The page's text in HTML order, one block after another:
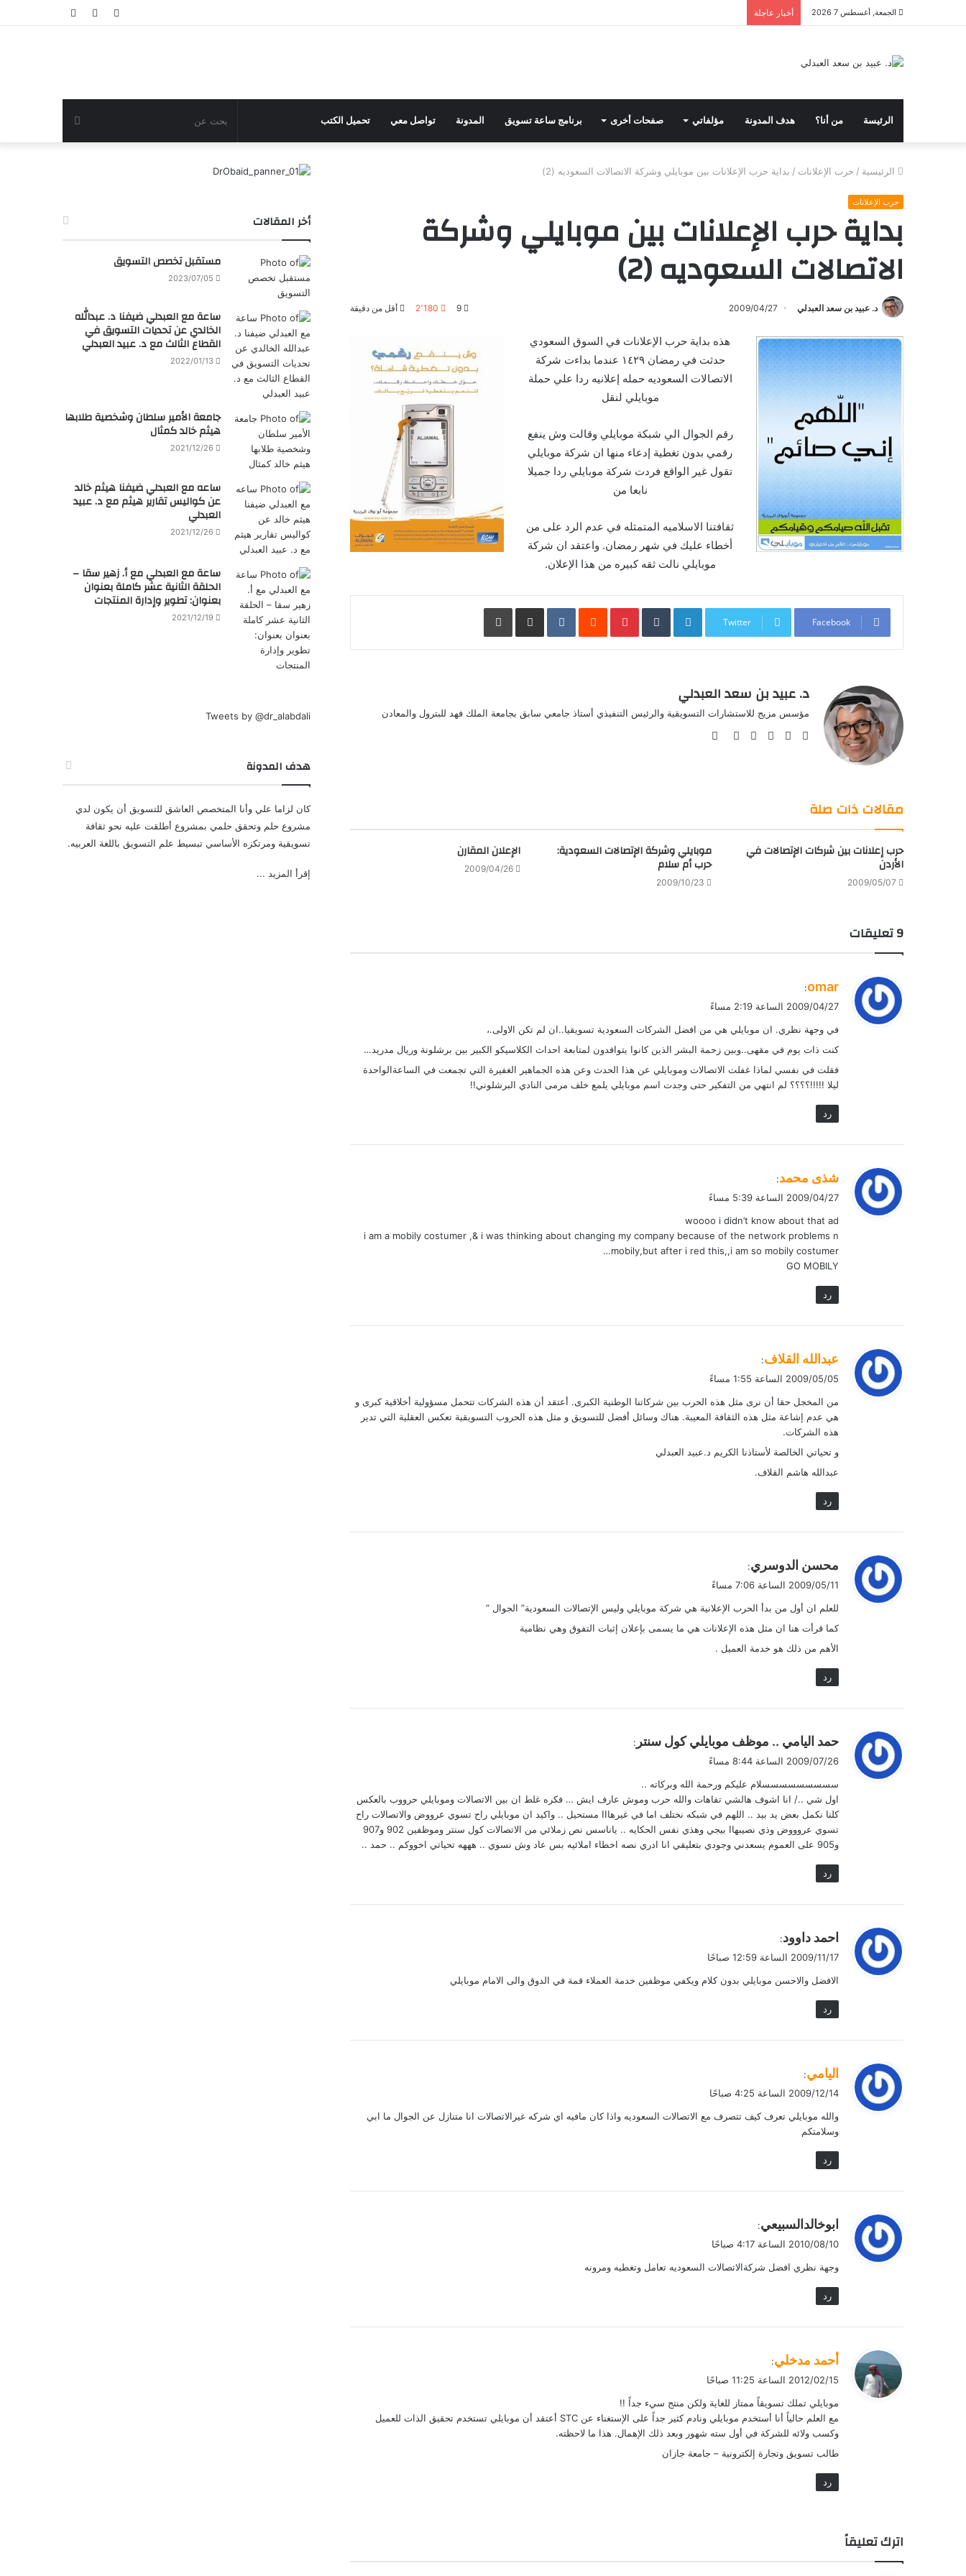
الجمعة, أغسطس 7 2026 أخبار عاجلة مقال تسجيل
الرئيسة من أنا؟ هدف المدونة مؤلفاتي صفحات أخرى برنامج ساعة تسويق المدونة تواصل معي تحميل الكتب
الرئيسية / حرب الإعلانات / بداية حرب الإعلانات بين موبايلي وشركة الاتصالات السعوديه (2)
حرب الإعلانات
بداية حرب الإعلانات بين موبايلي وشركة
الاتصالات السعوديه (2)
د. عبيد بن سعد العبدلي 2009/04/27
9 2٬180 أقل من دقيقة
هذه بداية حرب الإعلانات في السوق السعودي
حدثت في رمضان ١٤٢٩ عندما بداءت شركة
الاتصالات السعوديه حمله إعلانيه ردا علي حملة
موبايلي لنقل
رقم الجوال الي شبكة موبايلي وقالت وش ينفع
رقمي بدون تغطية إدعاء منها ان شركة موبايلي
تقول غير الواقع فردت شركة موبايلي ردا جميلا
نابعا من
ثقافتنا الاسلاميه المتمثله في عدم الرد على من
أخطاء عليك في شهر رمضان. واعتقد ان شركة
موبايلي نالت ثقه كبيره من هذا الإعلان.
Facebook
Twitter
LinkedIn
Pinterest مشاركة عبر البريد طباعة
د. عبيد بن سعد العبدلي
مؤسس مزيج للاستشارات التسويقية والرئيس التنفيذي أستاذ جامعي سابق بجامعة الملك فهد للبترول والمعادن
موقعFacebook
Twitter
LinkedIn
صور
مقالات ذات صلة
حرب إعلانات بين شركات الإتصالات في
الأردن
2009/05/07
موبايلي وشركة الإتصالات السعودية:
حرب أم سلام
2009/10/23
الإعلان المقارن
2009/04/26
‫9 تعليقات
ي
ل
omar
:
2009/04/27 الساعة 2:19 مساءً
في وجهة نظري. ان موبايلي هي من افضل الشركات السعودية تسويقيا..ان لم تكن الاولى.،
كنت ذات يوم في مقهى..وبين زحمة البشر الذين كانوا يتوافدون لمتابعة احداث الكلاسيكو الكبير بين برشلونة وريال مدريد…
فقلت في نفسي لماذا غفلت الاتصالات وموبايلي عن هذا الحدث وعن هذه الجماهير الغفيرة التي تجمعت في الساعةالواحدة
ليلا !!!!!؟؟؟؟ لم انتهي من التفكير حتى وجدت اسم موبايلي يلمع خلف مرمى النادي البرشلوني!!
رد
ي
ل
شذى محمد:
2009/04/27 الساعة 5:39 مساءً
woooo i didn’t know about that ad
i am a mobily costumer ,& i was thinking about changing my company because of the network problems n
mobily,but after i red this,,i am so mobily costumer…
GO MOBILY
رد
ي
ل
عبدالله القلاف:
2009/05/05 الساعة 1:55 مساءً
من المخجل حقا أن نرى مثل هذه الحرب بين شركاتنا الوطنية الكبرى. أعتقد أن هذه الشركات تتحمل مسؤولية أخلاقية كبرى و
هي عدم إشاعة مثل هذه الثقافة المعيبة. هناك وسائل أفضل للتسويق و مثل هذه الحروب التسويقية تعكس العقلية التي تدير
هذه الشركات.
و تحياتي الخالصة لأستاذنا الكريم د.عبيد العبدلي
عبدالله هاشم القلاف.
رد
ل
محسن الدوسري:
2009/05/11 الساعة 7:06 مساءً
للعلم ان أول من بدأ الحرب الإعلانية هي شركة موبايلي وليس الإتصالات السعودية” الجوال ”
كما قرأت هنا ان مثل هذه الإعلانات هي ما يسمى بإعلان إثبات التفوق وهي نظامية
الأهم من ذلك هو خدمة العميل .
رد
ي
ل
حمد اليامي .. موظف موبايلي كول سنتر :
2009/07/26 الساعة 8:44 مساءً
سسسسسسسسسلام عليكم ورحمة الله وبركاته ..
اول شي ../ انا اشوف هالشي تفاهات والله حرب وموش عارف ايش … فكره غلط ان بين الاتصالات وموبايلي حرووب بالعكس
كلنا نكمل بعض يد بيد .. اللهم في شبكه نختلف اما في غيرهااا مستحيل .. واكيد ان موبايلي راح تسوي عرووض والاتصالات راح
تسوي عروووض وذي نصيبهاا بيجي وهذي نفس الحكايه .. ياناسس نص زملائي من الاتصالات كول سنتر وموظفين 902 و907
و905 على العموم يسعدني وجودي بتعليقي انا ادري نصه اخطاء املائيه بس عاد وش نسوي .. هههه تحياتي اخووكم .. حمد ..
رد
ي
ل
احمد داوود:
2009/11/17 الساعة 12:59 صباحًا
الافضل والاحسن موبايلي بدون كلام ويكفي موظفين خدمة العملاء قمة في الدوق والى الامام موبايلي
رد
ي
ل
اليامي:
2009/12/14 الساعة 4:25 صباحًا
والله موبايلي تعرف كيف تتصرف مع الاتصالات السعوديه واذا كان مافيه اي شركه غيرالاتصالات انا متنازل عن الجوال ما ابي
وسلامتكم
رد
ي
ل
ابوخالدالسبيعي:
2010/08/10 الساعة 4:17 صباحًا
وجهة نظري افضل شركةالاتصالات السعوديه تعامل وتغطيه ومرونه
رد
ي
ل
أحمد مدخلي:
2012/02/15 الساعة 11:25 صباحًا
موبايلي تملك تسويقاً ممتاز للغاية ولكن منتج سيء جداً !!
مع العلم حالياً أنا أستخدم موبايلي ونادم كثير جداً على الإستغناء عن STC أعتقد أن موبايلي تستخدم تحقيق الذات للعميل
وكسب ولائه للشركة في أول سته شهور وبعد ذلك الإهمال. هذا ما لاحظته.
طالب تسويق وتجارة إلكترونية – جامعة جازان
رد
اترك تعليقاً
أخر المقالات
مستقبل تخصص التسويق
2023/07/05
ساعة مع العبدلي ضيفنا د. عبدالله
الخالدي عن تحديات التسويق في
القطاع الثالث مع د. عبيد العبدلي
2022/01/13
جامعة الأمير سلطان وشخصية طلابها
هيثم خالد كمثال
2021/12/26
ساعه مع العبدلي ضيفنا هيثم خالد
عن كواليس تقارير هيثم مع د. عبيد
العبدلي
2021/12/26
ساعة مع العبدلي مع أ. زهير سقا –
الحلقة الثانية عشر كاملة بعنوان
بعنوان: تطوير وإدارة المنتجات
2021/12/19
Tweets by @dr_alabdali
هدف المدونة
كان لزاما علي وأنا المتخصص العاشق للتسويق أن يكون لدي
مشروع حلم وتحقق حلمي بمشروع أطلقت عليه نحو ثقافة
تسويقية ومرتكزه الأساسي تبسيط علم التسويق باللغة العربيه.
إقرأ المزيد ...